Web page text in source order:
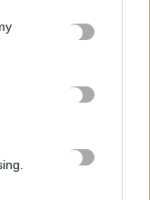
για την
– Έως τους 36 ο